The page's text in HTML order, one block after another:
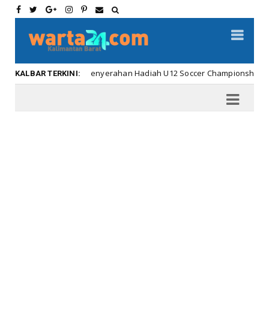
KALBAR TERKINI:
Meriahnya Penyerahan Hadiah U12 Soccer Championship ...